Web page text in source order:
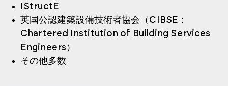
IStructE
英国公認建築設備技術者協会（CIBSE：
Chartered Institution of Building Services
Engineers）
その他多数